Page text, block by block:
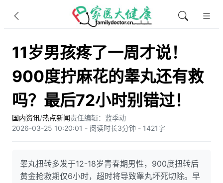
11岁男孩疼了一周才说！
900度拧麻花的睾丸还有救
吗？最后72小时别错过！
国内资讯/热点新闻责任编辑：蓝季动
2026-03-25 10:20:01 - 阅读时长3分钟 - 1421字
睾丸扭转多发于12-18岁青春期男性，900度扭转后
黄金抢救期仅6小时，超时将导致睾丸坏死切除。早